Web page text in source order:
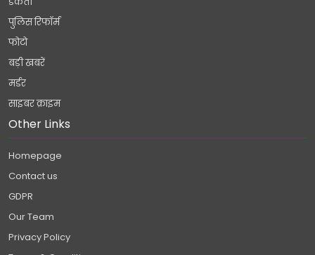
पुलिस रिफॉर्म
फोटो
बड़ी खबरें
मर्डर
साइबर क्राइम
Other Links
Homepage
Contact us
GDPR
Our Team
Privacy Policy